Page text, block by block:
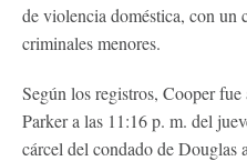
de violencia doméstica, con un
criminales menores.
Según los registros, Cooper
Parker a las 11:16 p. m. del
cárcel del condado de Douglas